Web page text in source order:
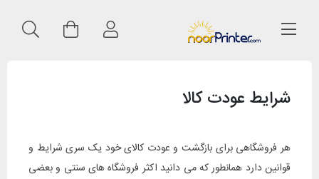
شرایط عودت کالا
هر فروشگاهی برای بازگشت و عودت کالای خود یک سری شرایط و
قوانین دارد همانطور که می دانید اکثر فروشگاه های سنتی و بعضی